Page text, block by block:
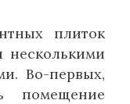
плиток
несколькими
Во-первых,
помещение